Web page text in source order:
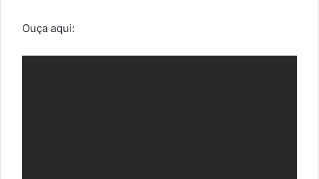
Ouça aqui: